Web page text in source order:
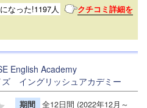
なった!1197人
クチコミ詳細を
English Academy
ズ イングリッシュアカデミー
期間
全12日間 (2022年12月～